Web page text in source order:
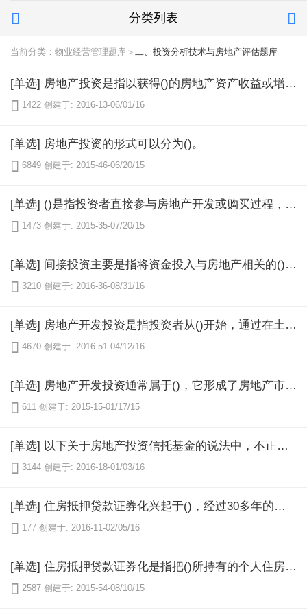
 分类列表 
当前分类：物业经营管理题库＞ 二、投资分析技术与房地产评估题库
[单选] 房地产投资是指以获得()的房地产资产收益或增值为目的，预先垫付一定数量的货币或实物，直接或间接地从事或参与房地产开发经营活动的经济行为。
 1422 创建于: 2016-13-06/01/16
[单选] 房地产投资的形式可以分为()。
 6849 创建于: 2015-46-06/20/15
[单选] ()是指投资者直接参与房地产开发或购买过程，参与有关管理工作。
 1473 创建于: 2015-35-07/20/15
[单选] 间接投资主要是指将资金投入与房地产相关的()的行为，间接投资者不直接参与房地产经营管理工作。
 3210 创建于: 2016-36-08/31/16
[单选] 房地产开发投资是指投资者从()开始，通过在土地上的进一步投资活动，建成可以满足人们某种入住需要的房地产产品，然后将其推向市场进行销售，转让给新的投资者或使用者，并通过这个转让过程收回投资、获取开发利润。
 4670 创建于: 2016-51-04/12/16
[单选] 房地产开发投资通常属于()，它形成了房地产市场上的增量供给。
 611 创建于: 2015-15-01/17/15
[单选] 以下关于房地产投资信托基金的说法中，不正确的是()。
 3144 创建于: 2016-18-01/03/16
[单选] 住房抵押贷款证券化兴起于()，经过30多年的发展，已成为美国、加拿大等发达国家住房金融市场上的重要筹资工具和手段。
 177 创建于: 2016-11-02/05/16
[单选] 住房抵押贷款证券化是指把()所持有的个人住房抵押贷款债权转化为可供投资者持有的住房抵押支持证券，以达到筹措资金、分散房地产金融风险等目的。
 2587 创建于: 2015-54-08/10/15